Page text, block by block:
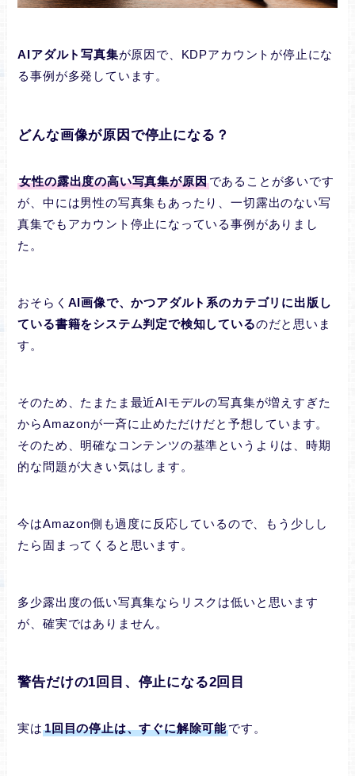
AIアダルト写真集が原因で、KDPアカウントが停止にな
る事例が多発しています。
どんな画像が原因で停止になる？
女性の露出度の高い写真集が原因であることが多いです
が、中には男性の写真集もあったり、一切露出のない写
真集でもアカウント停止になっている事例がありまし
た。
おそらく AI画像で、かつアダルト系のカテゴリに出版し
ている書籍をシステム判定で検知しているのだと思いま
す。
そのため、たまたま最近AIモデルの写真集が増えすぎた
からAmazonが一斉に止めただけだと予想しています。
そのため、明確なコンテンツの基準というよりは、時期
的な問題が大きい気はします。
今はAmazon側も過度に反応しているので、もう少しし
たら固まってくると思います。
多少露出度の低い写真集ならリスクは低いと思います
が、確実ではありません。
警告だけの1回目、停止になる2回目
実は1回目の停止は、すぐに解除可能です。